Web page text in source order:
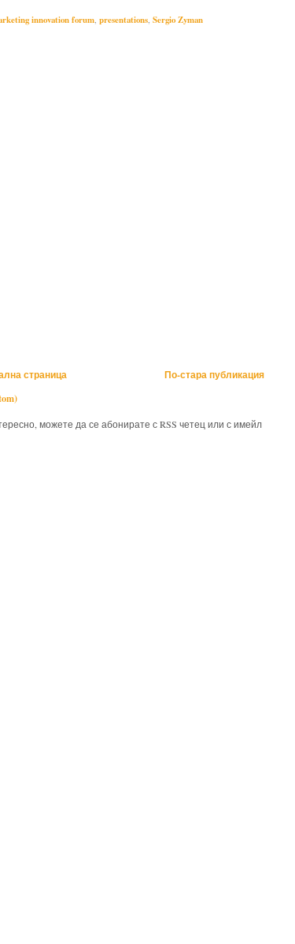
innovation forum, presentations, Sergio Zyman
По-стара публикация
страница
можете да се абонирате с RSS четец или с имейл